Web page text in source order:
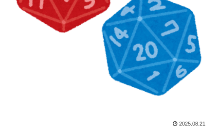
2025.08.21